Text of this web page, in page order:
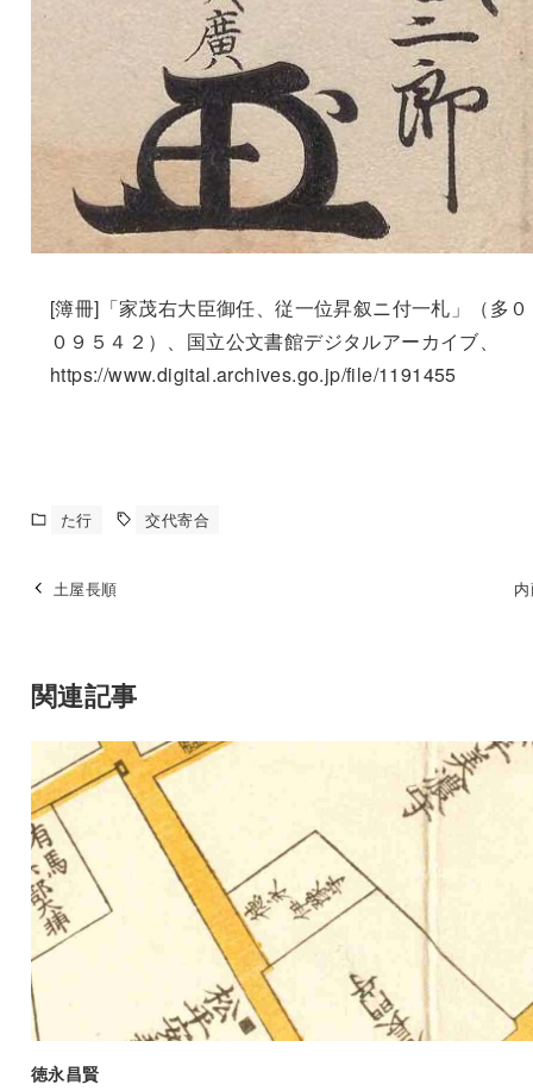
[簿冊]「家茂右大臣御任、従一位昇叙ニ付一札」（多０
０９５４２）、国立公文書館デジタルアーカイブ、
https://www.digital.archives.go.jp/file/1191455
た行 交代寄合
土屋長順
関連記事
徳永昌賢